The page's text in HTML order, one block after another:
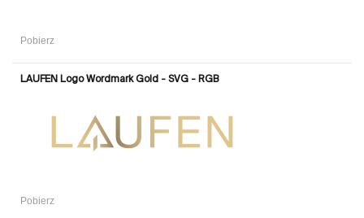
Pobierz
LAUFEN Logo Wordmark Gold - SVG - RGB
Pobierz